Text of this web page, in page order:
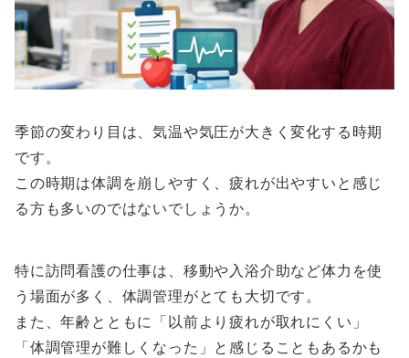
季節の変わり目は、気温や気圧が大きく変化する時期
です。
この時期は体調を崩しやすく、疲れが出やすいと感じ
る方も多いのではないでしょうか。
特に訪問看護の仕事は、移動や入浴介助など体力を使
う場面が多く、体調管理がとても大切です。
また、年齢とともに「以前より疲れが取れにくい」
「体調管理が難しくなった」と感じることもあるかも